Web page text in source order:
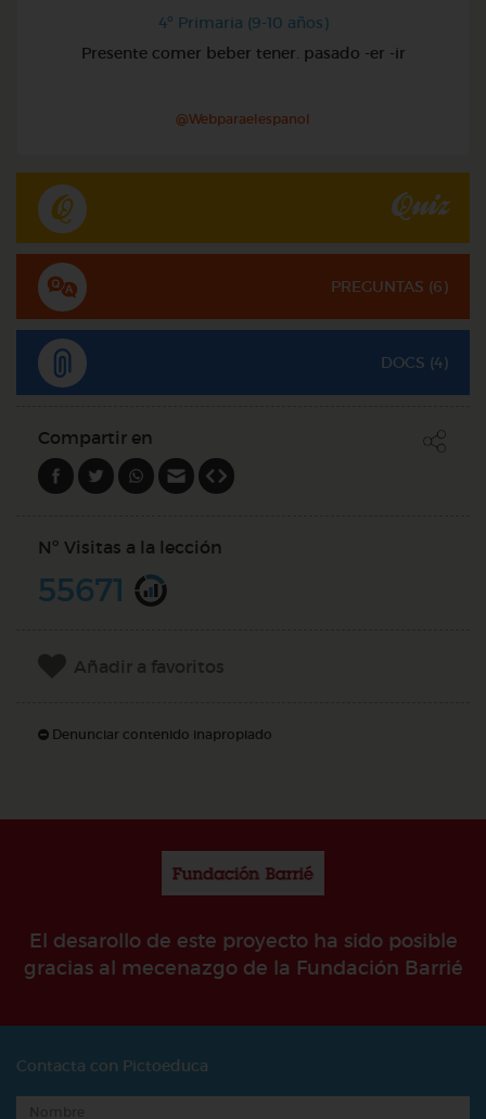
4º Primaria (9-10 años)
Presente comer beber tener. pasado -er -ir
@Webparaelespanol
Quiz
PREGUNTAS (6)
DOCS (4)
Compartir en
Nº Visitas a la lección
55671
Añadir a favoritos
Denunciar contenido inapropiado
El desarollo de este proyecto ha sido posible
gracias al mecenazgo de la Fundación Barrié
Contacta con Pictoeduca